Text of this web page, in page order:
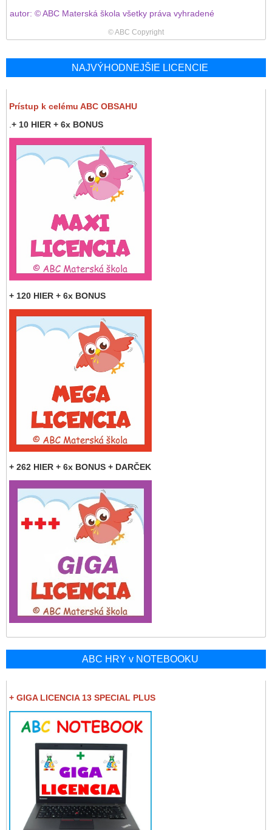
NAJVÝHODNEJŠIE LICENCIE
Prístup k celému ABC OBSAHU
.+ 10 HIER + 6x BONUS
+ 120 HIER + 6x BONUS
+ 262 HIER + 6x BONUS + DARČEK
ABC HRY v NOTEBOOKU
+ GIGA LICENCIA 13 SPECIAL PLUS
autor: © ABC Materská škola všetky práva vyhradené
© ABC Copyright